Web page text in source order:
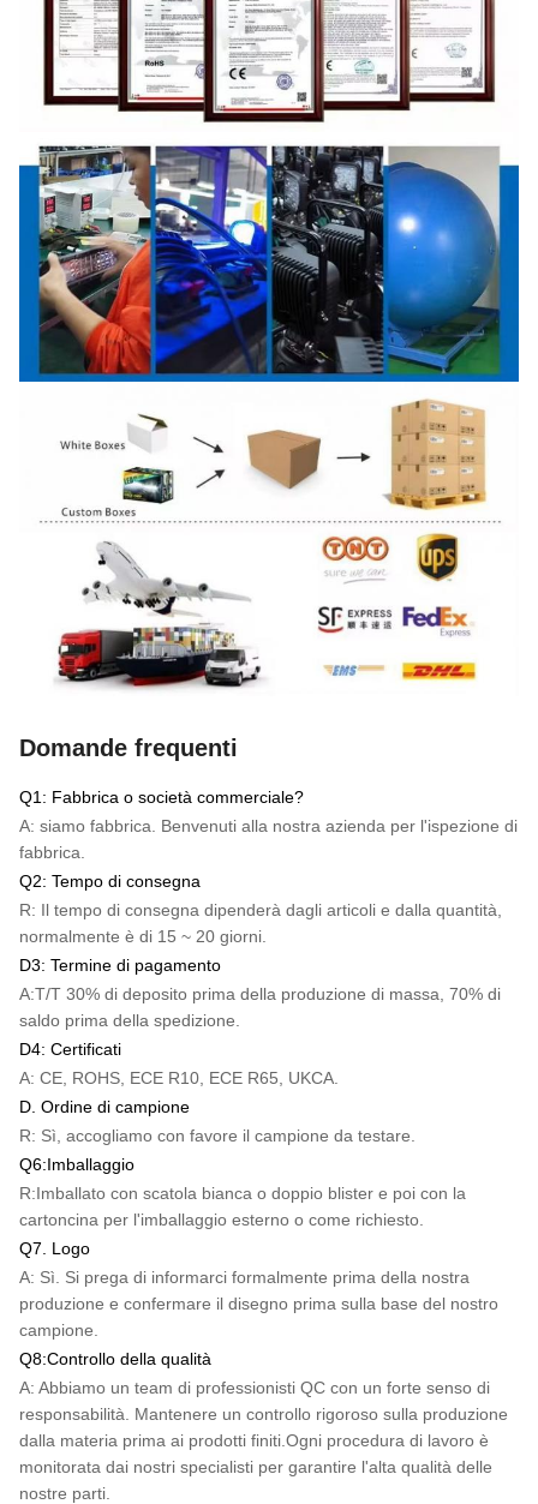
Domande frequenti
Q1: Fabbrica o società commerciale?
A: siamo fabbrica. Benvenuti alla nostra azienda per l'ispezione di
fabbrica.
Q2: Tempo di consegna
R: Il tempo di consegna dipenderà dagli articoli e dalla quantità,
normalmente è di 15 ~ 20 giorni.
D3: Termine di pagamento
A:T/T 30% di deposito prima della produzione di massa, 70% di
saldo prima della spedizione.
D4: Certificati
A: CE, ROHS, ECE R10, ECE R65, UKCA.
D. Ordine di campione
R: Sì, accogliamo con favore il campione da testare.
Q6:Imballaggio
R:Imballato con scatola bianca o doppio blister e poi con la
cartoncina per l'imballaggio esterno o come richiesto.
Q7. Logo
A: Sì. Si prega di informarci formalmente prima della nostra
produzione e confermare il disegno prima sulla base del nostro
campione.
Q8:Controllo della qualità
A: Abbiamo un team di professionisti QC con un forte senso di
responsabilità. Mantenere un controllo rigoroso sulla produzione
dalla materia prima ai prodotti finiti.Ogni procedura di lavoro è
monitorata dai nostri specialisti per garantire l'alta qualità delle
nostre parti.